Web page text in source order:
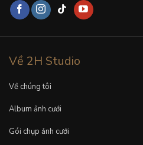
Về 2H Studio
Về chúng tôi
Album ảnh cưới
Gói chụp ảnh cưới